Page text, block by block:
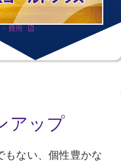
費用
アップ
もない、個性豊かな